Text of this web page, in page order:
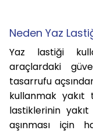
Neden Yaz
Yaz lastiği
araçlardaki
tasarrufu
kullanmak yakıt
lastiklerinin
aşınması için